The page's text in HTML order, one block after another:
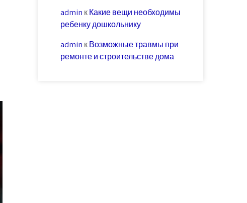
admin кКакие вещи необходимы
ребенку дошкольнику
admin кВозможные травмы при
ремонте и строительстве дома